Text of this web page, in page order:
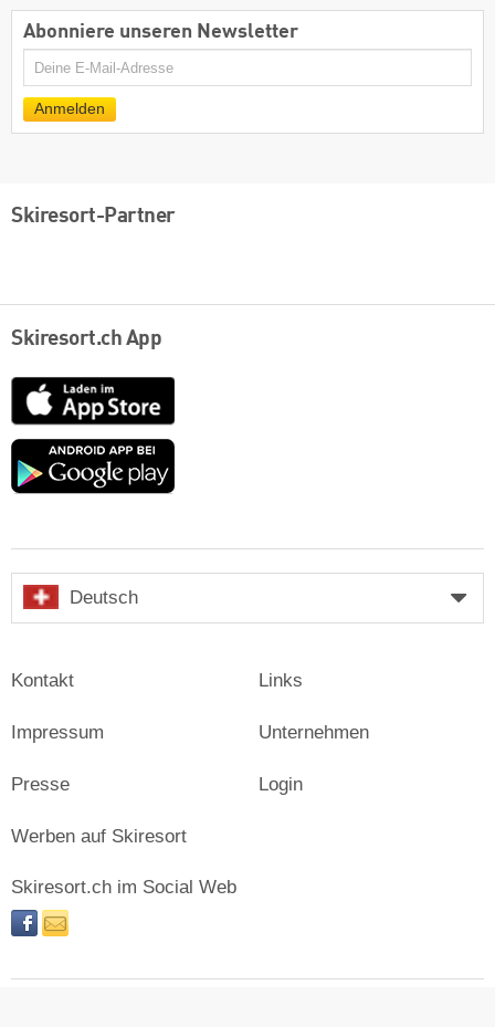
Abonniere unseren Newsletter
E-
Mail
Anmelden
Skiresort-Partner
Skiresort.ch App
App
Store
Google
Deutsch
Kontakt
Impressum
Presse
Links
Unternehmen
Login
Werben auf Skiresort
Skiresort.ch im Social Web
facebooknewsletter